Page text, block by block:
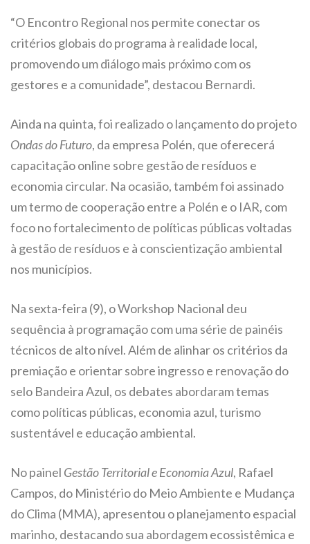
“O Encontro Regional nos permite conectar os
critérios globais do programa à realidade local,
promovendo um diálogo mais próximo com os
gestores e a comunidade”, destacou Bernardi.
Ainda na quinta, foi realizado o lançamento do projeto
Ondas do Futuro, da empresa Polén, que oferecerá
capacitação online sobre gestão de resíduos e
economia circular. Na ocasião, também foi assinado
um termo de cooperação entre a Polén e o IAR, com
foco no fortalecimento de políticas públicas voltadas
à gestão de resíduos e à conscientização ambiental
nos municípios.
Na sexta-feira (9), o Workshop Nacional deu
sequência à programação com uma série de painéis
técnicos de alto nível. Além de alinhar os critérios da
premiação e orientar sobre ingresso e renovação do
selo Bandeira Azul, os debates abordaram temas
como políticas públicas, economia azul, turismo
sustentável e educação ambiental.
No painel Gestão Territorial e Economia Azul, Rafael
Campos, do Ministério do Meio Ambiente e Mudança
do Clima (MMA), apresentou o planejamento espacial
marinho, destacando sua abordagem ecossistêmica e